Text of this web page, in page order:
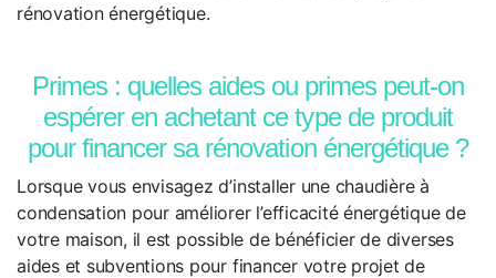
rénovation énergétique.
Primes : quelles aides ou primes peut-on
espérer en achetant ce type de produit
pour financer sa rénovation énergétique ?
Lorsque vous envisagez d’installer une chaudière à
condensation pour améliorer l’efficacité énergétique de
votre maison, il est possible de bénéficier de diverses
aides et subventions pour financer votre projet de